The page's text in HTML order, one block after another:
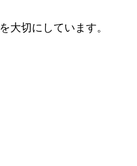
を大切にしています。